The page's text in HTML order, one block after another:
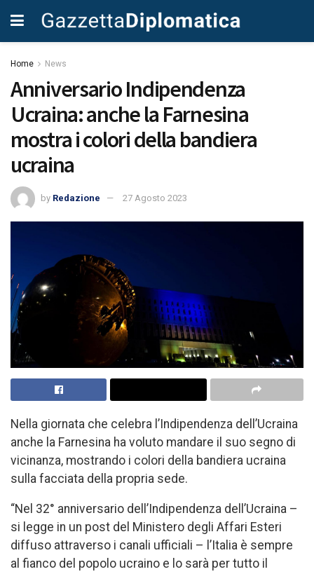
Home News
Anniversario Indipendenza
Ucraina: anche la Farnesina
mostra i colori della bandiera
ucraina
by Redazione 27 Agosto 2023
Nella giornata che celebra l’Indipendenza dell’Ucraina
anche la Farnesina ha voluto mandare il suo segno di
vicinanza, mostrando i colori della bandiera ucraina
sulla facciata della propria sede.
“Nel 32° anniversario dell’Indipendenza dell’Ucraina –
si legge in un post del Ministero degli Affari Esteri
diffuso attraverso i canali ufficiali – l’Italia è sempre
al fianco del popolo ucraino e lo sarà per tutto il